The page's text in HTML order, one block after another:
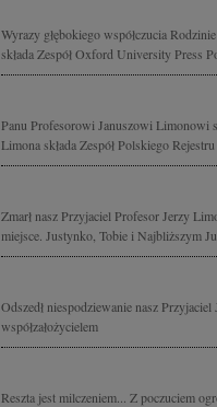
Wyrazy głębokiego współczucia
składa Zespół Oxford University Press
Panu Profesorowi Januszowi Limonowi
Limona składa Zespół Polskiego
Zmarł nasz Przyjaciel Profesor Jerzy
miejsce. Justynko, Tobie i Najbliższym
Odszedł niespodziewanie nasz
współzałożycielem
Reszta jest milczeniem... Z poczuciem